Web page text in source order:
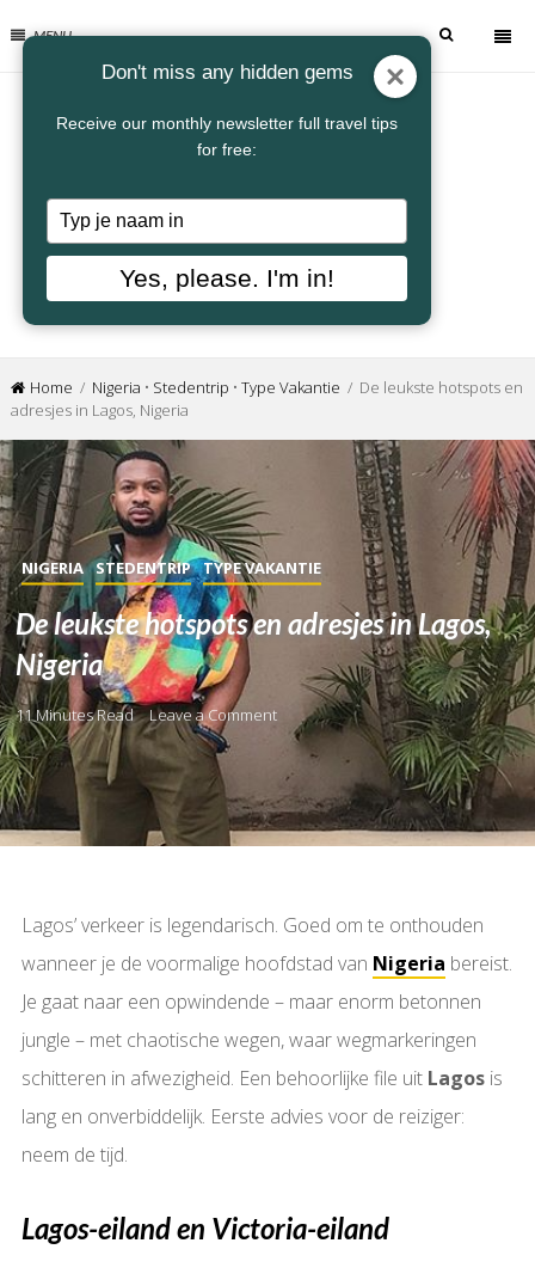
MENU
Home / Nigeria • Stedentrip • Type Vakantie / De leukste hotspots en
adresjes in Lagos, Nigeria
NIGERIA STEDENTRIP TYPE VAKANTIE
De leukste hotspots en adresjes in Lagos,
Nigeria
11 Minutes Read Leave a Comment
Lagos’ verkeer is legendarisch. Goed om te onthouden
wanneer je de voormalige hoofdstad van Nigeria bereist.
Je gaat naar een opwindende – maar enorm betonnen
jungle – met chaotische wegen, waar wegmarkeringen
schitteren in afwezigheid. Een behoorlijke file uit Lagosis
lang en onverbiddelijk. Eerste advies voor de reiziger:
neem de tijd.
Lagos-eiland en Victoria-eiland
Don't miss any hidden gems
Receive our monthly newsletter full travel tips
for free:
Typ
je
naam
Yes, please. I'm in!